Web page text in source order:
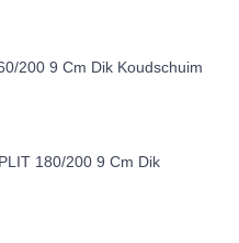
prijs was: €999,00.
200 9 Cm Dik Koudschuim
prijs was: €490,00.
180/200 9 Cm Dik
prijs was: €735,00.